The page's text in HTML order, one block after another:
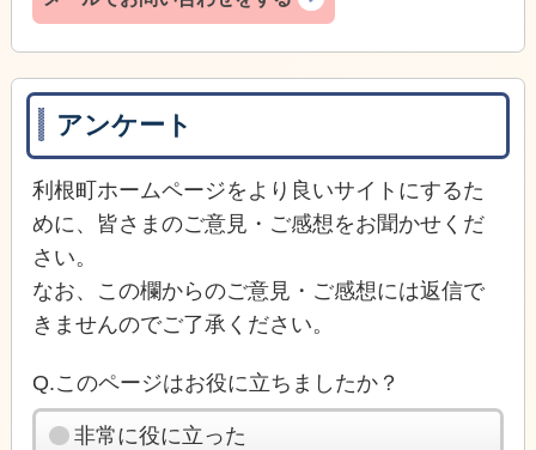
アンケート
利根町ホームページをより良いサイトにするた
めに、皆さまのご意見・ご感想をお聞かせくだ
さい。
なお、この欄からのご意見・ご感想には返信で
きませんのでご了承ください。
Q.このページはお役に立ちましたか？
非常に役に立った